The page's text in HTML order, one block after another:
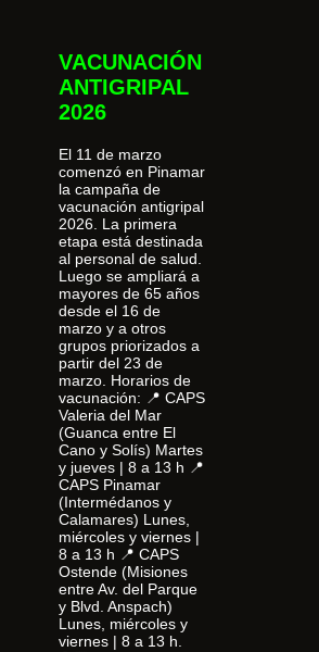
VACUNACIÓN
ANTIGRIPAL
2026
El 11 de marzo
comenzó en Pinamar
la campaña de
vacunación antigripal
2026. La primera
etapa está destinada
al personal de salud.
Luego se ampliará a
mayores de 65 años
desde el 16 de
marzo y a otros
grupos priorizados a
partir del 23 de
marzo. Horarios de
vacunación: 📍 CAPS
Valeria del Mar
(Guanca entre El
Cano y Solís) Martes
y jueves | 8 a 13 h 📍
CAPS Pinamar
(Intermédanos y
Calamares) Lunes,
miércoles y viernes |
8 a 13 h 📍 CAPS
Ostende (Misiones
entre Av. del Parque
y Blvd. Anspach)
Lunes, miércoles y
viernes | 8 a 13 h.